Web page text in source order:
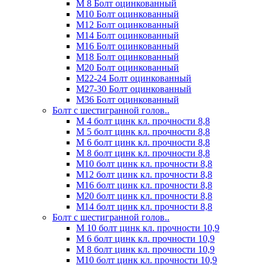
М 8 Болт оцинкованный
М10 Болт оцинкованный
М12 Болт оцинкованный
М14 Болт оцинкованный
М16 Болт оцинкованный
М18 Болт оцинкованный
М20 Болт оцинкованный
М22-24 Болт оцинкованный
М27-30 Болт оцинкованный
М36 Болт оцинкованный
Болт с шестигранной голов..
М 4 болт цинк кл. прочности 8,8
М 5 болт цинк кл. прочности 8,8
М 6 болт цинк кл. прочности 8,8
М 8 болт цинк кл. прочности 8,8
М10 болт цинк кл. прочности 8,8
М12 болт цинк кл. прочности 8,8
М16 болт цинк кл. прочности 8,8
М20 болт цинк кл. прочности 8,8
М14 болт цинк кл. прочности 8,8
Болт с шестигранной голов..
М 10 болт цинк кл. прочности 10,9
М 6 болт цинк кл. прочности 10,9
М 8 болт цинк кл. прочности 10,9
М10 болт цинк кл. прочности 10,9